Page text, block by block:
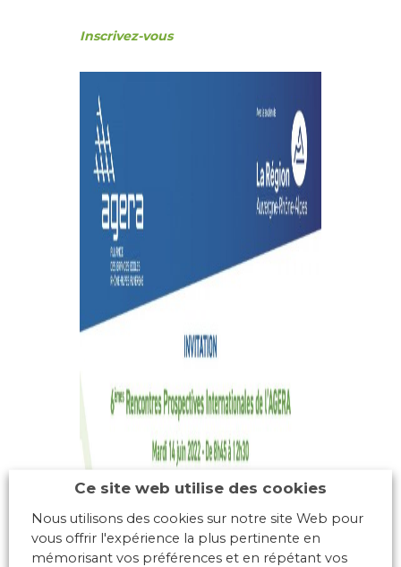
Inscrivez-vous
Ce site web utilise des cookies
Nous utilisons des cookies sur notre site Web pour
vous offrir l'expérience la plus pertinente en
mémorisant vos préférences et en répétant vos